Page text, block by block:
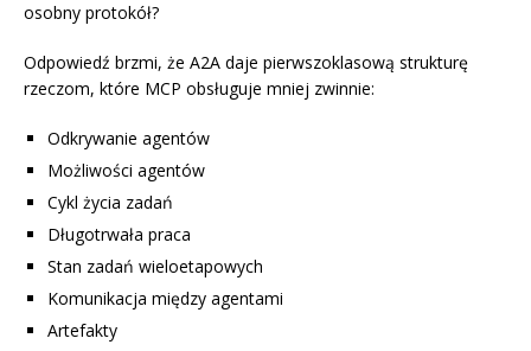
osobny protokół?
Odpowiedź brzmi, że A2A daje pierwszoklasową strukturę
rzeczom, które MCP obsługuje mniej zwinnie:
Odkrywanie agentów
Możliwości agentów
Cykl życia zadań
Długotrwała praca
Stan zadań wieloetapowych
Komunikacja między agentami
Artefakty